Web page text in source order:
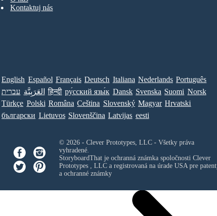
Kontaktuj nás
English Español Français Deutsch Italiana Nederlands Português
עברית العَرَبِيَّة हिन्दी ру́сский язы́к Dansk Svenska Suomi Norsk
Türkçe Polski Româna Ceština Slovenský Magyar Hrvatski
български Lietuvos Slovenščina Latvijas eesti
© 2026 - Clever Prototypes, LLC - Všetky práva
vyhradené.
StoryboardThat je ochranná známka spoločnosti Clever
Prototypes , LLCa registrovaná na úrade USA pre
a ochranné známky